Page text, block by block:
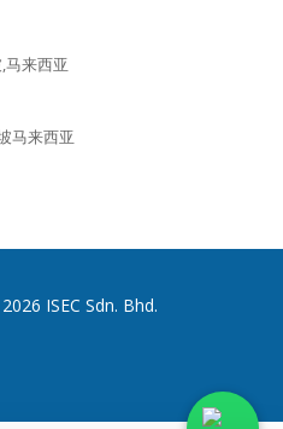
马来西亚
马来西亚
ISEC Sdn. Bhd.